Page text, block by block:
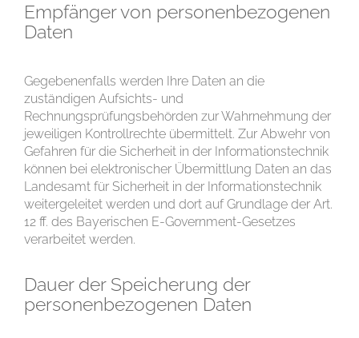
Empfänger von personenbezogenen
Daten
Gegebenenfalls werden Ihre Daten an die
zuständigen Aufsichts- und
Rechnungsprüfungsbehörden zur Wahrnehmung der
jeweiligen Kontrollrechte übermittelt. Zur Abwehr von
Gefahren für die Sicherheit in der Informationstechnik
können bei elektronischer Übermittlung Daten an das
Landesamt für Sicherheit in der Informationstechnik
weitergeleitet werden und dort auf Grundlage der Art.
12 ff. des Bayerischen E-Government-Gesetzes
verarbeitet werden.
Dauer der Speicherung der
personenbezogenen Daten